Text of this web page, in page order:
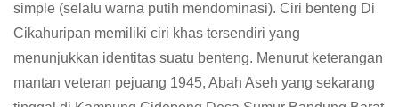
simple (selalu warna putih mendominasi). Ciri benteng Di
Cikahuripan memiliki ciri khas tersendiri yang
menunjukkan identitas suatu benteng. Menurut keterangan
mantan veteran pejuang 1945, Abah Aseh yang sekarang